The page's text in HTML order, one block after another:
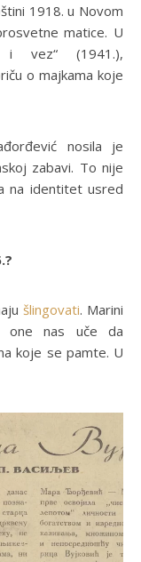
1918. u Novom
matice. U
i vez“ (1941.),
o majkama koje
nosila je
zabavi. To nije
na identitet usred
šlingovati. Marini
one nas uče da
koje se pamte. U